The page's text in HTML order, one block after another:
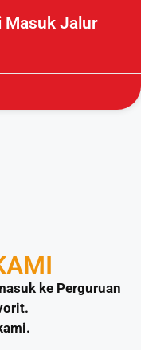
Masuk Jalur
ke Perguruan